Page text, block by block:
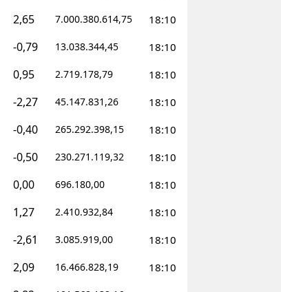
2,65 7.000.380.614,75 18:10
-0,79 13.038.344,45 18:10
0,95 2.719.178,79 18:10
-2,27 45.147.831,26 18:10
-0,40 265.292.398,15 18:10
-0,50 230.271.119,32 18:10
0,00 696.180,00 18:10
1,27 2.410.932,84 18:10
-2,61 3.085.919,00 18:10
2,09 16.466.828,19 18:10